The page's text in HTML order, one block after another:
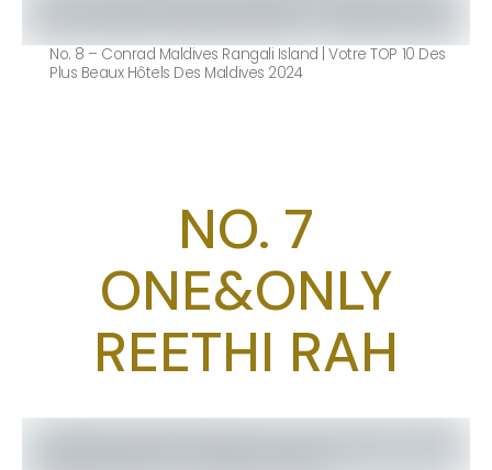
No. 8 – Conrad Maldives Rangali Island | Votre TOP 10 Des
Plus Beaux Hôtels Des Maldives 2024
NO. 7
ONE&ONLY
REETHI RAH